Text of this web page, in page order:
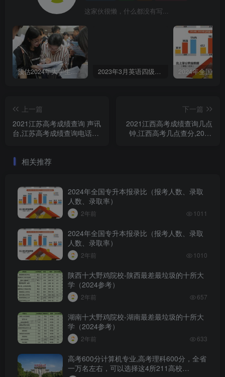
这家伙很懒，什么都没有写...
预估2024年大学生就业情况如何（2023年毕业生预计达1158万人） 2023年3月英语四级真题及答案解析-电子版可打印（第一、二、三套全）
上一篇
2021江苏高考成绩查询 声讯
台,江苏高考成绩查询电话号
下一篇
2021江西高考成绩查询几点
钟,江西高考几点查分,2021
相关推荐
2024年全国专升本报录比（报考人数、录取
人数、录取率）
2年前 1011
2024年全国专升本报录比（报考人数、录取
人数、录取率）
2年前 1010
陕西十大野鸡院校-陕西最差最垃圾的十所大
学（2024参考）
2年前 657
湖南十大野鸡院校-湖南最差最垃圾的十所大
学（2024参考）
2年前 633
高考600分计算机专业,高考理科600分，全省
一万名左右，可以选择这4所211高校…